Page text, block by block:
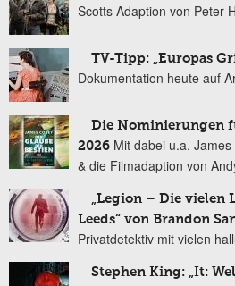
Scotts Adaption von Peter
TV-Tipp: „Europas
Dokumentation heute auf
Die Nominierungen
2026 Mit dabei u.a.
& die Filmadaption von
„Legion – Die vielen
Leeds“ von Brandon
Privatdetektiv mit vielen
Stephen King: „It: